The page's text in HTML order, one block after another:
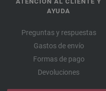
AYUDA
Preguntas y respuestas
Gastos de envío
Formas de pago
Devoluciones